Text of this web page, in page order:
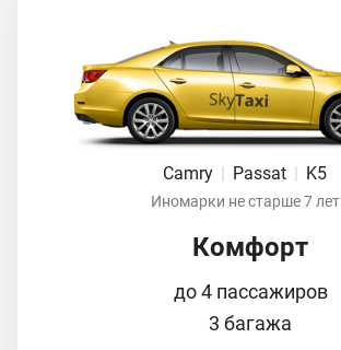
Camry Passat K5
Иномарки не старше 7 лет
Комфорт
до 4 пассажиров
3 багажа